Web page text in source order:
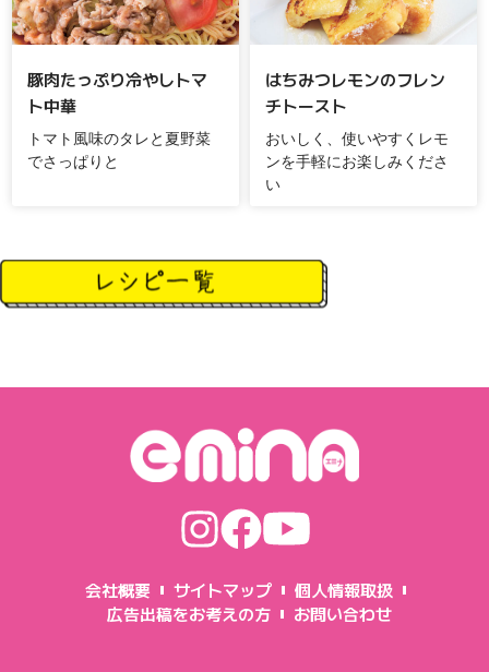
豚肉たっぷり冷やしトマ
ト中華
トマト風味のタレと夏野菜
でさっぱりと
はちみつレモンのフレン
チトースト
おいしく、使いやすくレモ
ンを手軽にお楽しみくださ
い
会社概要 サイトマップ
個人情報取扱
広告出稿をお考えの方
お問い合わせ